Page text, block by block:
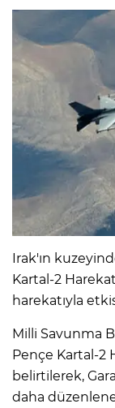
Irak'ın
Kartal-2
harekatıyla
Milli Savunma
Pençe Kartal-2
belirtilerek,
daha